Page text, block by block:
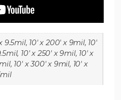
9.5mil, 10' x 200' x 9mil, 10'
10' x 250' x 9mil, 10' x
10' x 300' x 9mil, 10' x